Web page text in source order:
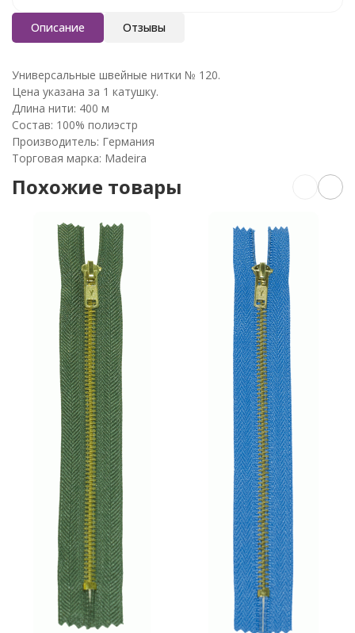
Описание Отзывы
Универсальные швейные нитки № 120.
Цена указана за 1 катушку.
Длина нити: 400 м
Состав: 100% полиэстр
Производитель: Германия
Торговая марка: Madeira
Похожие товары